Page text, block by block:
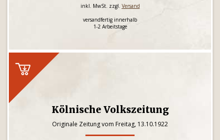
inkl. MwSt. zzgl. Versand
versandfertig innerhalb
1-2 Arbeitstage
Kölnische Volkszeitung
Originale Zeitung vom Freitag, 13.10.1922